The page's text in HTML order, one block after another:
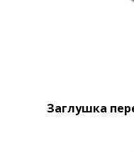
Заглушка